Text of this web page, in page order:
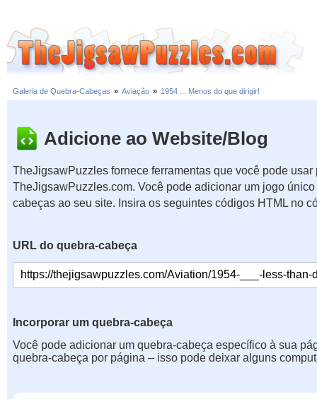
Galeria de Quebra-Cabeças » Aviação » 1954 ... Menos do que dirigir!
Adicione ao Website/Blog
TheJigsawPuzzles fornece ferramentas que você pode usar
TheJigsawPuzzles.com. Você pode adicionar um jogo
cabeças ao seu site. Insira os seguintes códigos HTML no
URL do quebra-cabeça
Incorporar um quebra-cabeça
Você pode adicionar um quebra-cabeça específico à sua
quebra-cabeça por página – isso pode deixar alguns